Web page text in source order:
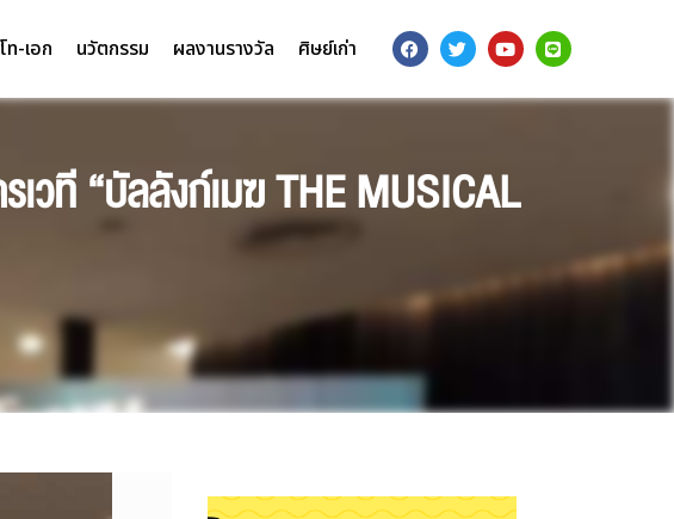
-เอก นวัตกรรม ผลงานรางวัล ศิษย์เก่า
วที “บัลลังก์เมฆ THE MUSICAL